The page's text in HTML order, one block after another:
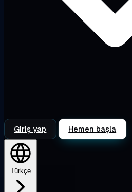
Giriş yap Hemen başla
Türkçe